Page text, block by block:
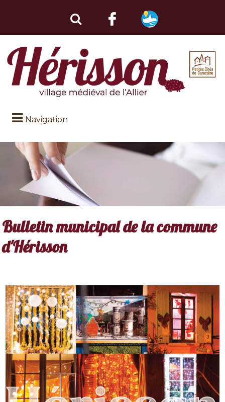
Navigation
Bulletin municipal de la commune
d'Hérisson